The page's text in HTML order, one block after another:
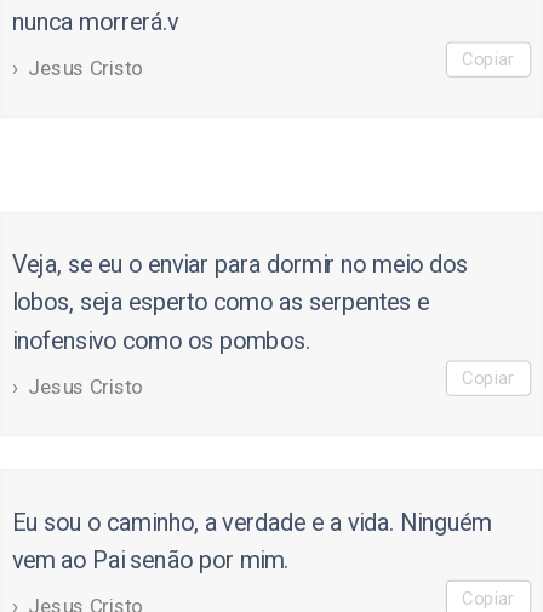
nunca morrerá.v
Jesus Cristo Copiar
Veja, se eu o enviar para dormir no meio dos
lobos, seja esperto como as serpentes e
inofensivo como os pombos.
Jesus Cristo Copiar
Eu sou o caminho, a verdade e a vida. Ninguém
vem ao Pai senão por mim.
Jesus Cristo Copiar